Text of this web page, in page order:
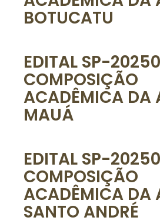
BOTUCATU
EDITAL SP-
COMPOSIÇÃO
ACADÊMICA DA
MAUÁ
EDITAL SP-
COMPOSIÇÃO
ACADÊMICA DA
SANTO ANDRÉ